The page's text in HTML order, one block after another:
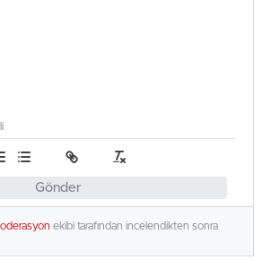
Gönder
ekibi tarafından incelendikten sonra